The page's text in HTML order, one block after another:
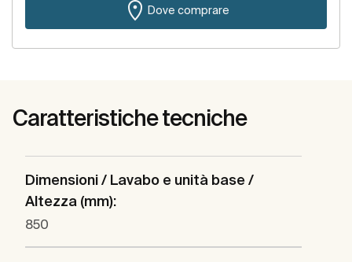
Dove comprare
Caratteristiche tecniche
Dimensioni / Lavabo e unità base /
Altezza (mm):
850